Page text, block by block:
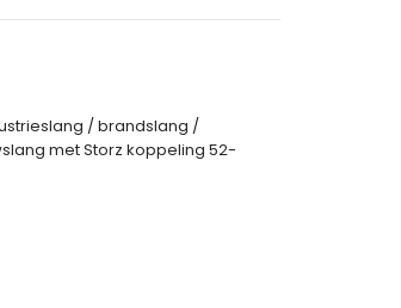
/ brandslang /
met Storz koppeling 52-